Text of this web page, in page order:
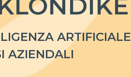
ARTIFICIALE
AZIENDALI